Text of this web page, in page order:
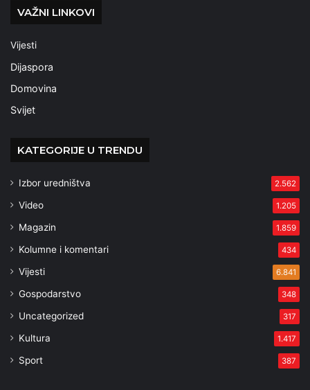
VAŽNI LINKOVI
Vijesti
Dijaspora
Domovina
Svijet
KATEGORIJE U TRENDU
Izbor uredništva 2.562
Video 1.205
Magazin 1.859
Kolumne i komentari 434
Vijesti 6.841
Gospodarstvo 348
Uncategorized 317
Kultura 1.417
Sport 387